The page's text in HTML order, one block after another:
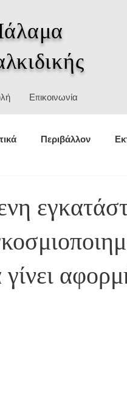
Επικοινωνία
Περιβάλλον